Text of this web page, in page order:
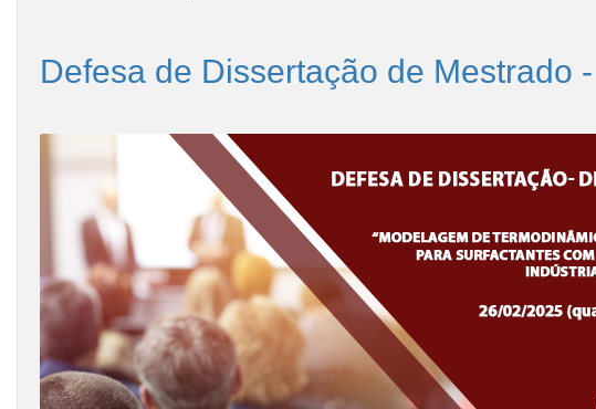
Defesa de Dissertação de Mestrado